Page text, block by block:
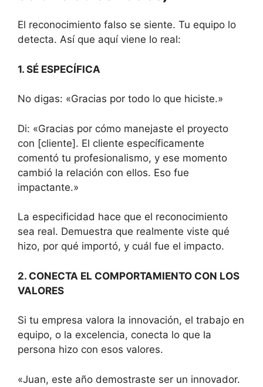
El reconocimiento falso se siente. Tu equipo lo
detecta. Así que aquí viene lo real:
1. SÉ ESPECÍFICA
No digas: «Gracias por todo lo que hiciste.»
Di: «Gracias por cómo manejaste el proyecto
con [cliente]. El cliente específicamente
comentó tu profesionalismo, y ese momento
cambió la relación con ellos. Eso fue
impactante.»
La especificidad hace que el reconocimiento
sea real. Demuestra que realmente viste qué
hizo, por qué importó, y cuál fue el impacto.
2. CONECTA EL COMPORTAMIENTO CON LOS
VALORES
Si tu empresa valora la innovación, el trabajo en
equipo, o la excelencia, conecta lo que la
persona hizo con esos valores.
«Juan, este año demostraste ser un innovador.